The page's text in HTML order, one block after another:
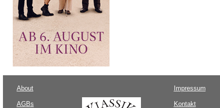
About
AGBs
Impressum
Kontakt